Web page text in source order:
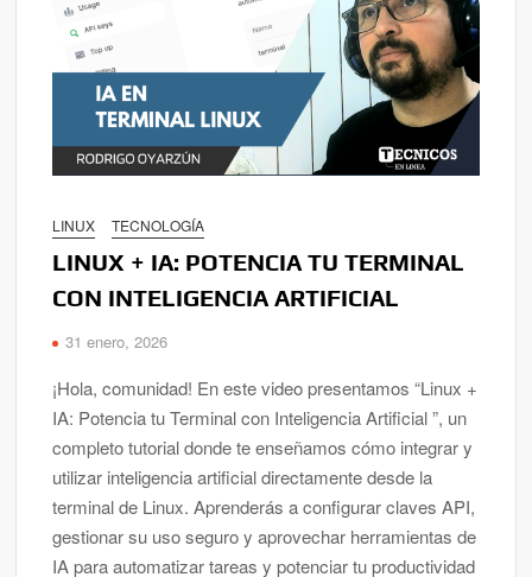
LINUX TECNOLOGÍA
LINUX + IA: POTENCIA TU TERMINAL
CON INTELIGENCIA ARTIFICIAL
31 enero, 2026
¡Hola, comunidad! En este video presentamos “Linux +
IA: Potencia tu Terminal con Inteligencia Artificial ”, un
completo tutorial donde te enseñamos cómo integrar y
utilizar inteligencia artificial directamente desde la
terminal de Linux. Aprenderás a configurar claves API,
gestionar su uso seguro y aprovechar herramientas de
IA para automatizar tareas y potenciar tu productividad